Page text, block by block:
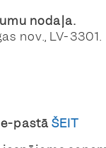
nodaļa.
nov., LV-3301.
pastā ŠEIT